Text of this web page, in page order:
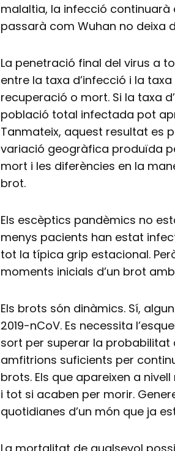
malaltia, la infecció
passarà com Wuhan no deixa
La penetració final del virus a
entre la taxa d’infecció i la
recuperació o mort. Si la taxa
població total infectada pot
Tanmateix, aquest resultat es
variació geogràfica produïda
mort i les diferències en la
brot.
Els escèptics pandèmics no
menys pacients han estat
tot la típica grip estacional.
moments inicials d’un brot
Els brots són dinàmics. Sí,
2019-nCoV. Es necessita
sort per superar la probabilitat
amfitrions suficients per
brots. Els que apareixen a
i tot si acaben per morir.
quotidianes d’un món que ja